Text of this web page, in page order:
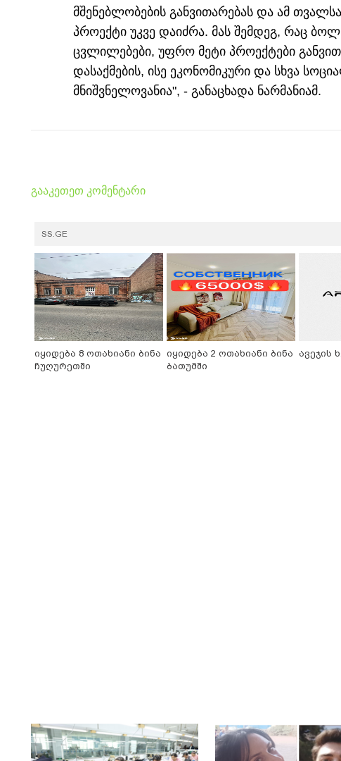
მშენებლობების განვითარებას და ამ
პროექტი უკვე დაიძრა. მას შემდეგ, რაც
ცვლილებები, უფრო მეტი პროექტები
დასაქმების, ისე ეკონომიკური და სხვა
მნიშვნელოვანია", - განაცხადა ნარმანიამ.
გააკეთეთ კომენტარი
SS.GE
იყიდება 8 ოთახიანი ბინა
ჩუღურეთში
იყიდება 2 ოთახიანი ბინა
ბათუმში
ავეჯის